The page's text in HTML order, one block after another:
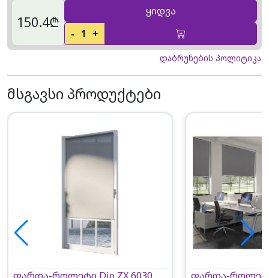
150.4₾
ყიდვა
- 1 +
დაბრუნების პოლიტიკა
მსგავსი პროდუქტები